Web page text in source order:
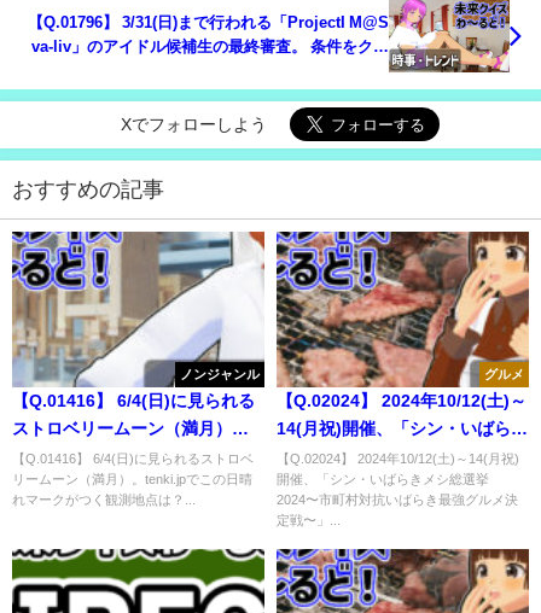
【Q.01796】 3/31(日)まで行われる「ProjectI M@S
va-liv」のアイドル候補生の最終審査。 条件をクリ
Xでフォローしよう
おすすめの記事
ノンジャンル
【Q.01416】 6/4(日)に見られる
ストロベリームーン（満月）。
tenki.jpでこの日晴れマークがつ
く観測地点は？
【Q.01416】 6/4(日)に見られるストロベ
リームーン（満月）。tenki.jpでこの日晴
れマークがつく観測地点は？...
グルメ
【Q.02024】 2024年10/12(土)～
14(月祝)開催、「シン・いばらき
メシ総選挙2024〜市町村対抗い
ばらき最強グルメ決定戦〜」。
一般料理部門で１位のグルメ
【Q.02024】 2024年10/12(土)～14(月祝)
開催、「シン・いばらきメシ総選挙
2024〜市町村対抗いばらき最強グルメ決
定戦〜」...